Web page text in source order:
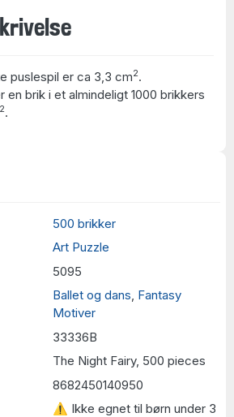
500 brikker
Art Puzzle
5095
Ballet og dans, Fantasy
Motiver
33336B
The Night Fairy, 500 pieces
8682450140950
⚠ Ikke egnet til børn under 3
puslespil er ca 3,3 cm2.
en brik i et almindeligt 1000 brikkers
2.